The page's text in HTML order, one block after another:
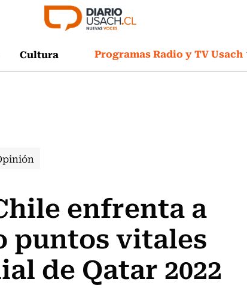
Cultura Programas Radio y TV Usach
enfrenta a
puntos vitales
de Qatar 2022